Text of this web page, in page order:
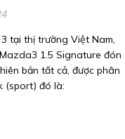
tại thị trường Việt Nam,
1.5 Signature đón
bản tất cả, được phân
(sport) đó là: